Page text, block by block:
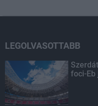
LEGOLVASOTTABB
foci-Eb